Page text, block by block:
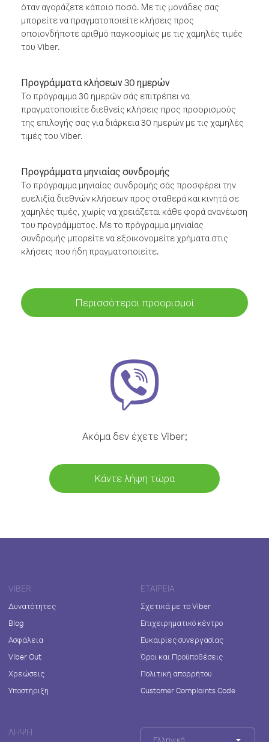
όταν αγοράζετε κάποιο ποσό. Με τις μονάδες σας
μπορείτε να πραγματοποιείτε κλήσεις προς
οποιονδήποτε αριθμό παγκοσμίως με τις χαμηλές τιμές
του Viber.
Προγράμματα κλήσεων 30 ημερών
Το πρόγραμμα 30 ημερών σάς επιτρέπει να
πραγματοποιείτε διεθνείς κλήσεις προς προορισμούς
της επιλογής σας για διάρκεια 30 ημερών με τις χαμηλές
τιμές του Viber.
Προγράμματα μηνιαίας συνδρομής
Το πρόγραμμα μηνιαίας συνδρομής σάς προσφέρει την
ευελιξία διεθνών κλήσεων προς σταθερά και κινητά σε
χαμηλές τιμές, χωρίς να χρειάζεται κάθε φορά ανανέωση
του προγράμματος. Με το πρόγραμμα μηνιαίας
συνδρομής μπορείτε να εξοικονομείτε χρήματα στις
κλήσεις που ήδη πραγματοποιείτε.
Περισσότεροι προορισμοί
Ακόμα δεν έχετε Viber;
Κάντε λήψη τώρα
VIBER
Δυνατότητες
Blog
Ασφάλεια
Viber Out
Χρεώσεις
Υποστήριξη
ΕΤΑΙΡΕΊΑ
Σχετικά με το Viber
Επιχειρηματικό κέντρο
Ευκαιρίες συνεργασίας
Όροι και Προϋποθέσεις
Πολιτική απορρήτου
Customer Complaints Code
ΛΉΨΗ
Ελληνικά